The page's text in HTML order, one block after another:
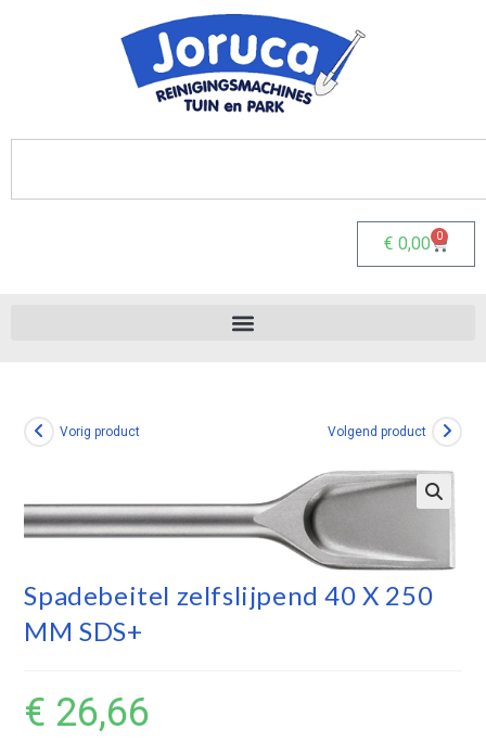
€ 0,00 0
Vorig product Volgend product
Spadebeitel zelfslijpend 40 X 250
MM SDS+
€ 26,66